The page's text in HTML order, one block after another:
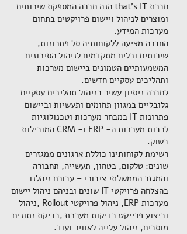
חברת that's IT הנה חברה המספקת שירותים
ומוצרים לניהול ויישום פרויקטים בתחום
מערכות המידע.
החברה מציעה ללקוחותיה סל פתרונות,
שירותים וכלים מתקדמים לניהול הסיכונים
המשמעותיים הטמונים ביישום מערכות
ותהליכים עסקיים חדשים.
​לחברה ניסיון עשיר בניהול תהליכים עסקיים
גלובליים במגוון תחומים ותעשיות וביישום
פתרונות IT במבחר מערכות וטכנולוגיות
לרבות מערכות ה- ERP ו- CRM המובילות
בשוק.
רשימת לקוחותינו כוללת ארגונים ממגזרים
שונים: טלקום, בטחון, תעשייה, תחבורה
והמגזר הממשלתי ציבורי – עבורם ניהלנו
בהצלחה פרויקטי IT שונים ובניהם ניהול יישום
מערכות ERP, ניהול פרויקטי Rollout ,ניהול
וביצוע פרייקט בדיקות מערכת ,בדיקת נתונים
מוסבים, ניהול עלייה לאוויר ועוד.